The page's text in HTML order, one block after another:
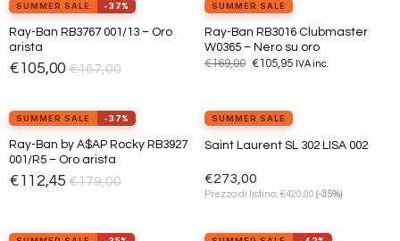
Aggiungi
view_in_arProvalo ora
SUMMER SALE -37%
Ray-Ban RB3767 001/13 – Oro
arista
€105,00 €167,00
Aggiungi
view_in_arProvalo ora
SUMMER SALE
Ray-Ban RB3016 Clubmaster
W0365 – Nero su oro
€169,00 Il
€169,00.
€105,95IlIVA inc.
Aggiungi
SUMMER SALE -37%
Ray-Ban by A$AP Rocky RB3927
001/R5 – Oro arista
€112,45 €179,00
Aggiungi
SUMMER SALE
Saint Laurent SL 302 LISA 002
€273,00
Prezzo di listino: €420,00 (-35%)
Provalo ora Provalo ora